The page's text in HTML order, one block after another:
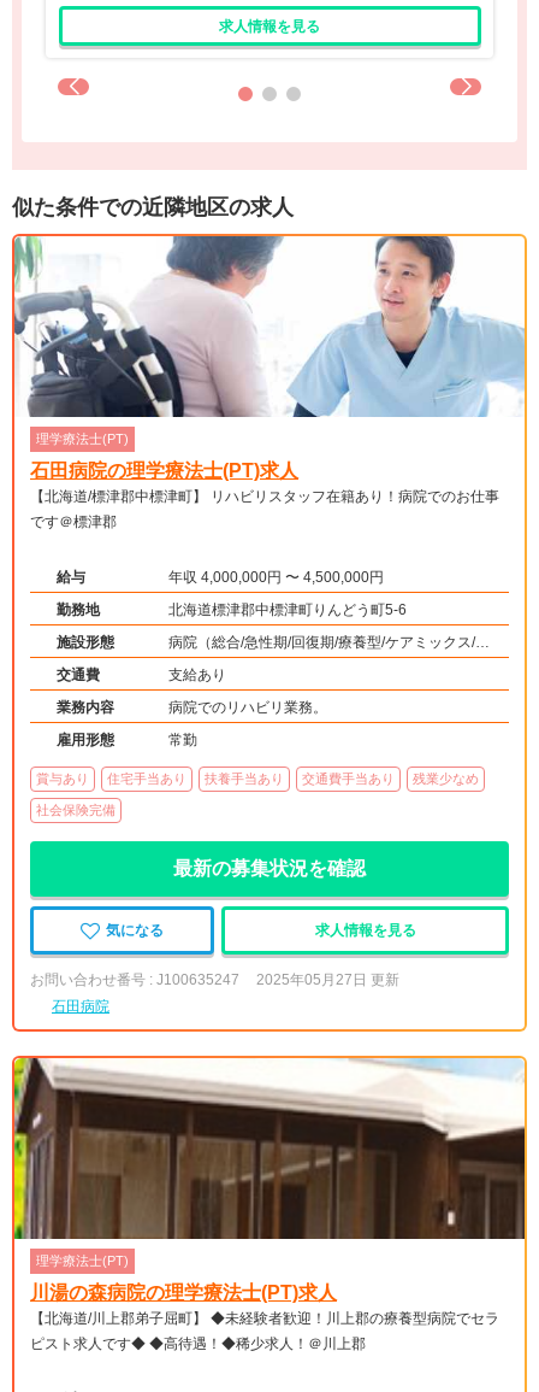
求人情報を見る
似た条件での近隣地区の求人
理学療法士(PT)
石田病院の理学療法士(PT)求人
【北海道/標津郡中標津町】 リハビリスタッフ在籍あり！病院でのお仕事
です＠標津郡
給与
年収 4,000,000円 〜 4,500,000円
勤務地
北海道標津郡中標津町りんどう町5-6
施設形態
病院（総合/急性期/回復期/療養型/ケアミックス/外
来）、その他（その他）
交通費
支給あり
業務内容
病院でのリハビリ業務。
雇用形態
常勤
賞与あり 住宅手当あり 扶養手当あり 交通費手当あり 残業少なめ
社会保険完備
最新の募集状況を確認
気になる 求人情報を見る
お問い合わせ番号 : J100635247
2025年05月27日 更新
石田病院
理学療法士(PT)
川湯の森病院の理学療法士(PT)求人
【北海道/川上郡弟子屈町】 ◆未経験者歓迎！川上郡の療養型病院でセラ
ピスト求人です◆ ◆高待遇！◆稀少求人！＠川上郡